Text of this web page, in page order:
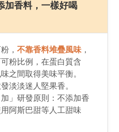
加香料，​一​樣​好​喝
， 不靠​香料​堆疊風味，
粉​比例， 在​蛋白質​含
之​間​取得​美味平衡。
淡淡迷人堅果香。
」​研發​原則：​不添加香
阿斯巴甜​等​人​工甜味